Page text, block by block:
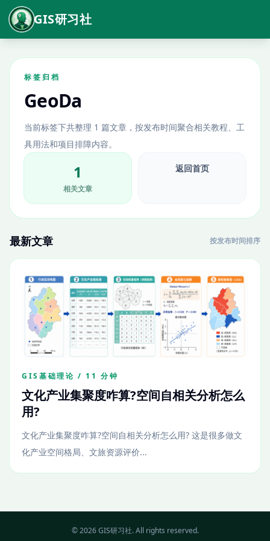
GIS研习社
标签归档
GeoDa
当前标签下共整理 1 篇文章，按发布时间聚合相关教程、工
具用法和项目排障内容。
1
相关文章
返回首页
最新文章 按发布时间排序
GIS基础理论 / 11 分钟
文化产业集聚度咋算?空间自相关分析怎么
用?
文化产业集聚度咋算?空间自相关分析怎么用? 这是很多做文
化产业空间格局、文旅资源评价...
© 2026 GIS研习社. All rights reserved.